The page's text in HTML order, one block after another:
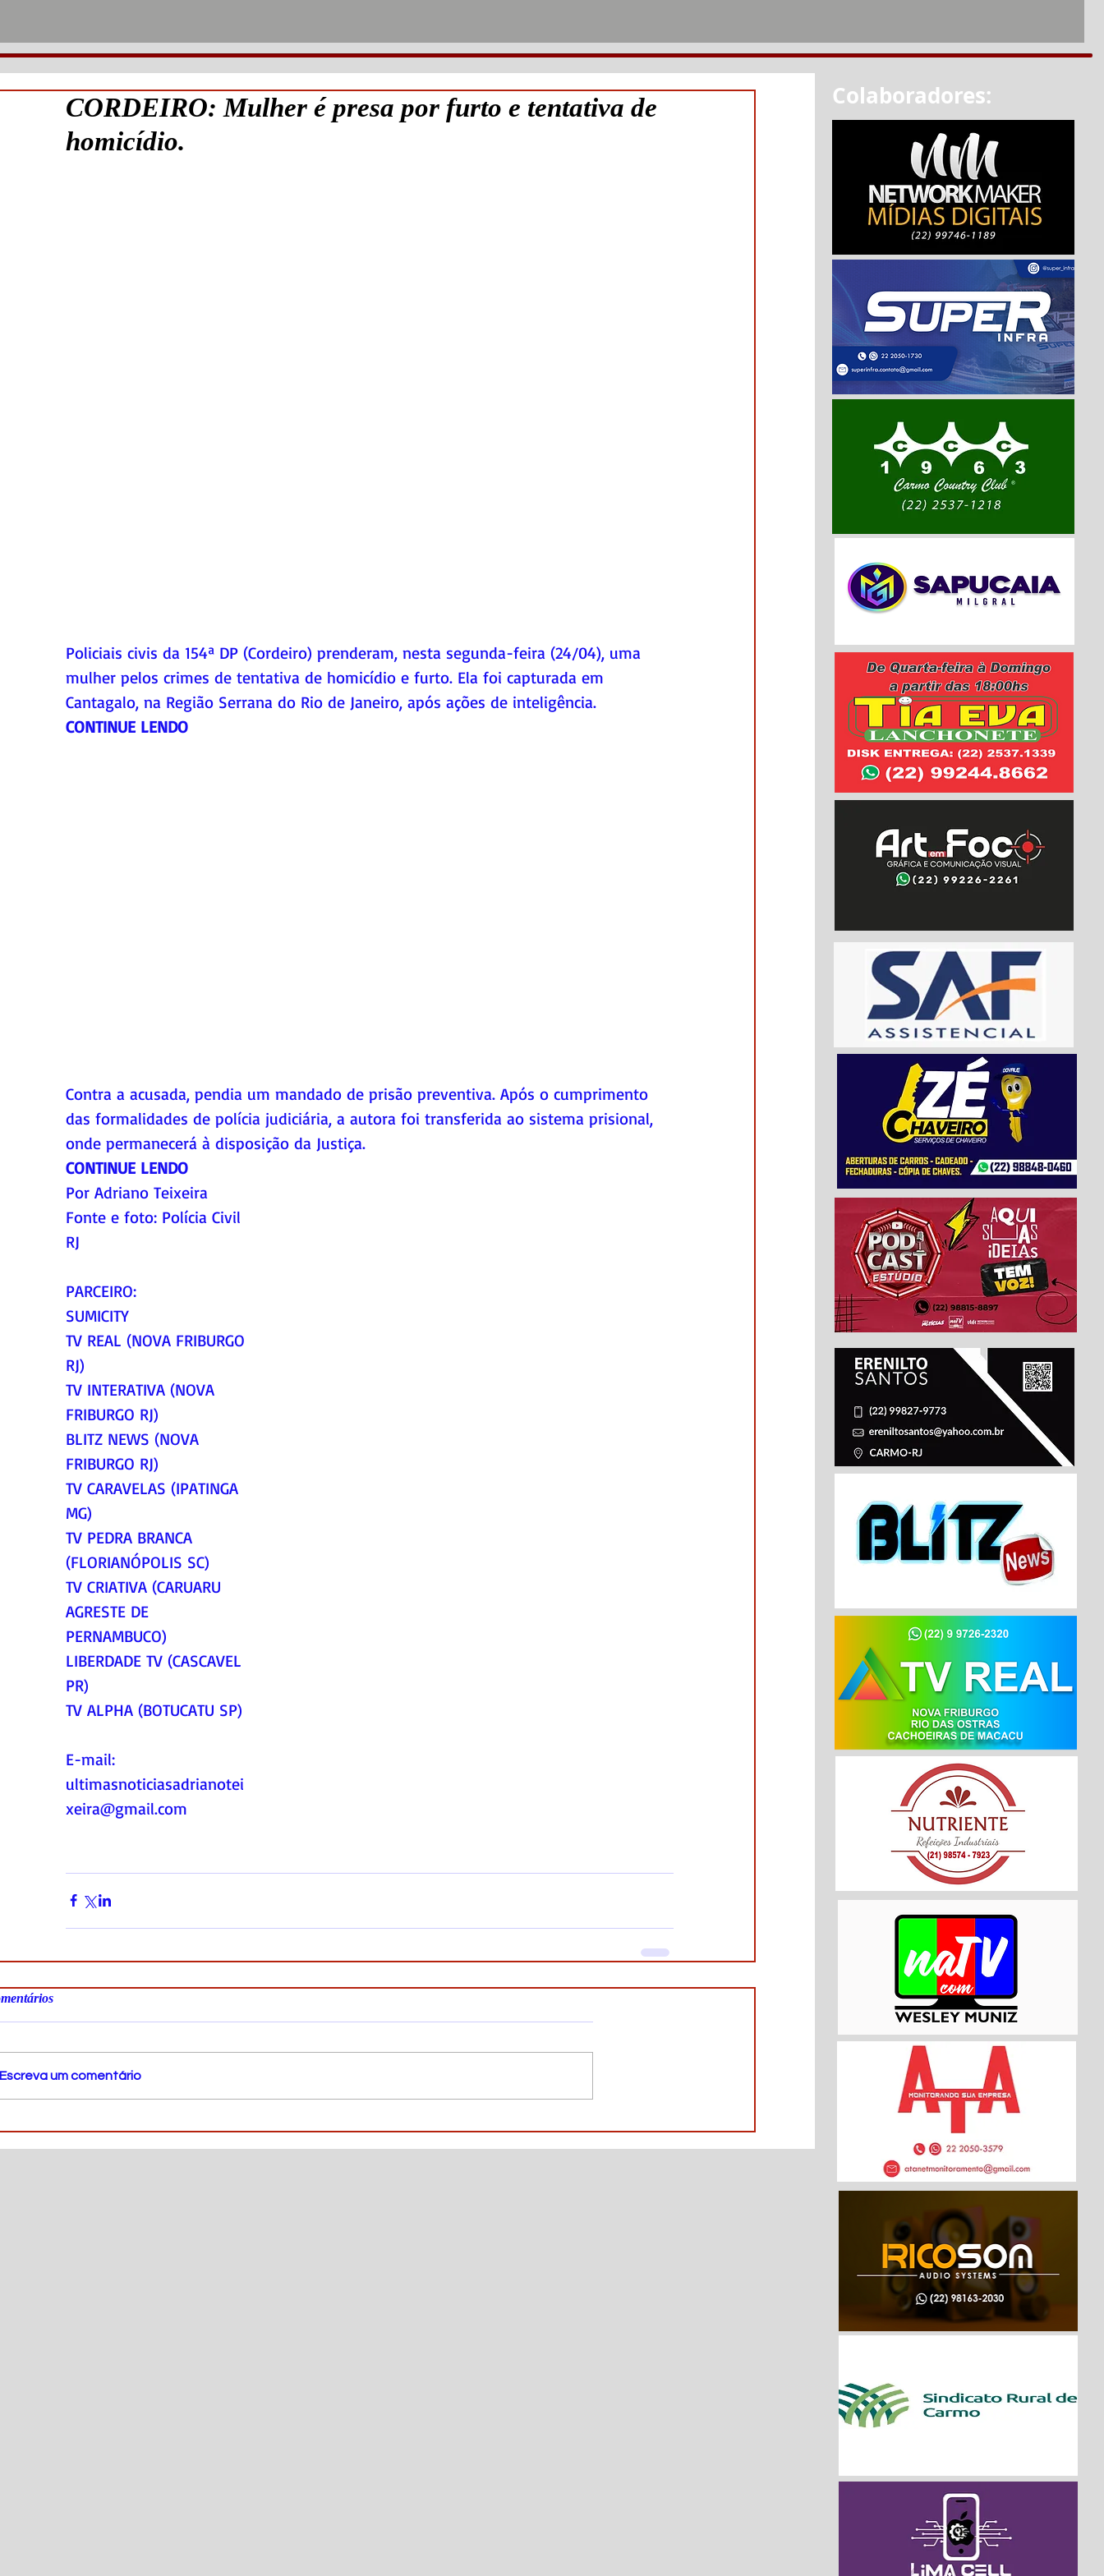
CORDEIRO: Mulher é presa por furto e tentativa de
homicídio.
Policiais civis da 154ª DP (Cordeiro) prenderam, nesta segunda-feira (24/04), uma
mulher pelos crimes de tentativa de homicídio e furto. Ela foi capturada em
Cantagalo, na Região Serrana do Rio de Janeiro, após ações de inteligência.
CONTINUE LENDO
Contra a acusada, pendia um mandado de prisão preventiva. Após o cumprimento
das formalidades de polícia judiciária, a autora foi transferida ao sistema prisional,
onde permanecerá à disposição da Justiça.
CONTINUE LENDO
Por Adriano Teixeira
Fonte e foto: Polícia Civil
RJ
PARCEIRO:
SUMICITY
TV REAL (NOVA FRIBURGO
RJ)
TV INTERATIVA (NOVA
FRIBURGO RJ)
BLITZ NEWS (NOVA
FRIBURGO RJ)
TV CARAVELAS (IPATINGA
MG)
TV PEDRA BRANCA
(FLORIANÓPOLIS SC)
TV CRIATIVA (CARUARU
AGRESTE DE
PERNAMBUCO)
LIBERDADE TV (CASCAVEL
PR)
TV ALPHA (BOTUCATU SP)
E-mail:
ultimasnoticiasadrianotei
xeira@gmail.com
Escreva um comentário
Colaboradores: